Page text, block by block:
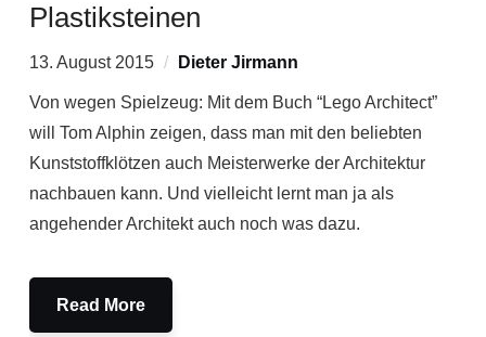
Plastiksteinen
13. August 2015 Dieter Jirmann
Von wegen Spielzeug: Mit dem Buch “Lego Architect”
will Tom Alphin zeigen, dass man mit den beliebten
Kunststoffklötzen auch Meisterwerke der Architektur
nachbauen kann. Und vielleicht lernt man ja als
angehender Architekt auch noch was dazu.
Read More